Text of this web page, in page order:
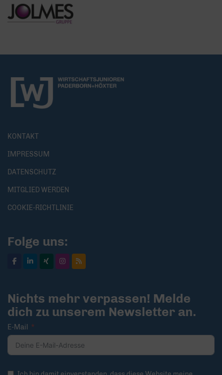
KONTAKT
IMPRESSUM
DATENSCHUTZ
MITGLIED WERDEN
COOKIE-RICHTLINIE
Folge uns:
Nichts mehr verpassen! Melde
dich zu unserem Newsletter an.
E-Mail